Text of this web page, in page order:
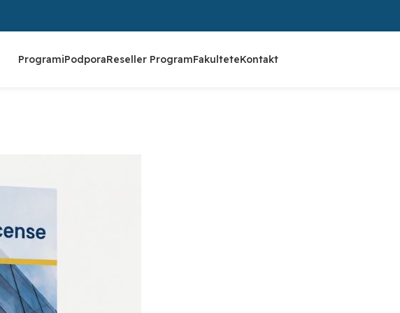
ProgramiPodporaReseller ProgramFakulteteKontakt